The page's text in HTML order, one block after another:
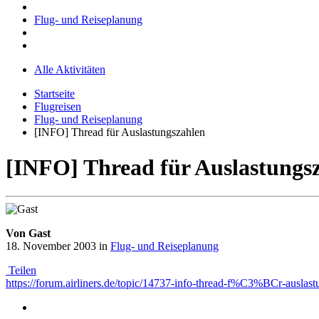
Flug- und Reiseplanung
Alle Aktivitäten
Startseite
Flugreisen
Flug- und Reiseplanung
[INFO] Thread für Auslastungszahlen
[INFO] Thread für
Von Gast
18. November 2003 in Flug- und Reiseplanung
Teilen
https://forum.airliners.de/topic/14737-info-thread-f%C3%BCr-